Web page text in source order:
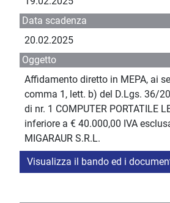
Data scadenza
20.02.2025
Oggetto
Affidamento diretto in MEPA, ai
comma 1, lett. b) del D.Lgs. 36/
di nr. 1 COMPUTER PORTATILE
inferiore a € 40.000,00 IVA
MIGARAUR S.R.L.
Visualizza il bando ed i